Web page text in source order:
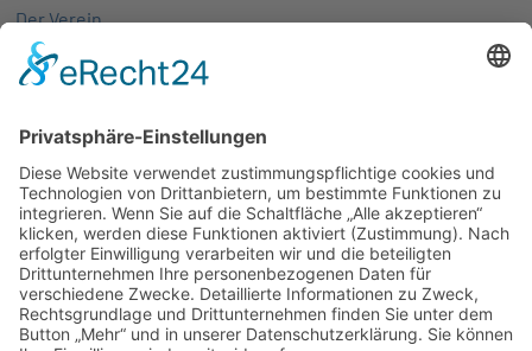
Der Verein
Über uns
Aktivitäten
Mitgliedschaft
Partnernetze
Veranstaltungen
Alle Veranstaltungen
Jobs